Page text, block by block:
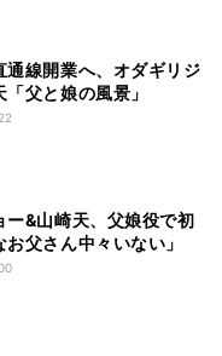
通線開業へ、オダギリジ
「父と娘の風景」
ー&山崎天、父娘役で初
父さん中々いない」